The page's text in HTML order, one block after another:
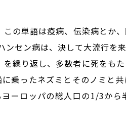
の単語は疫病、伝染病とか
セン病は、決して大流行を
繰り返し、多数者に死をも
乗ったネズミとそのノミと
ーロッパの総人口の1/3か